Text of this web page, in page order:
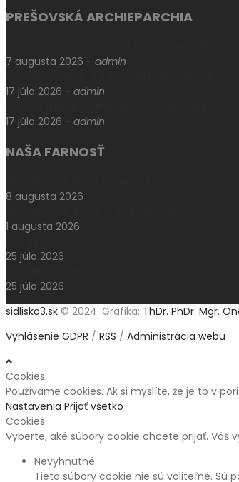
PREŠOVSKÁ ARCHIEPARCHIA
7 augusta 2026 - admin
17 júla 2026 - admin
17 júla 2026 - admin
NAŠA FARNOSŤ
8 augusta 2026
1 augusta 2026
25 júla 2026
25 júla 2026
sidlisko3.sk © 2024. Grafika: ThDr. PhDr. Mgr.
Vyhlásenie GDPR / RSS / Administrácia webu
Cookies
Používame cookies. Ak si myslíte, že je to v
Nastavenia Prijať všetko
Cookies
Vyberte, aké súbory cookie chcete prijať. Váš
Nevyhnutné
Tieto súbory cookie nie sú voliteľné. Sú